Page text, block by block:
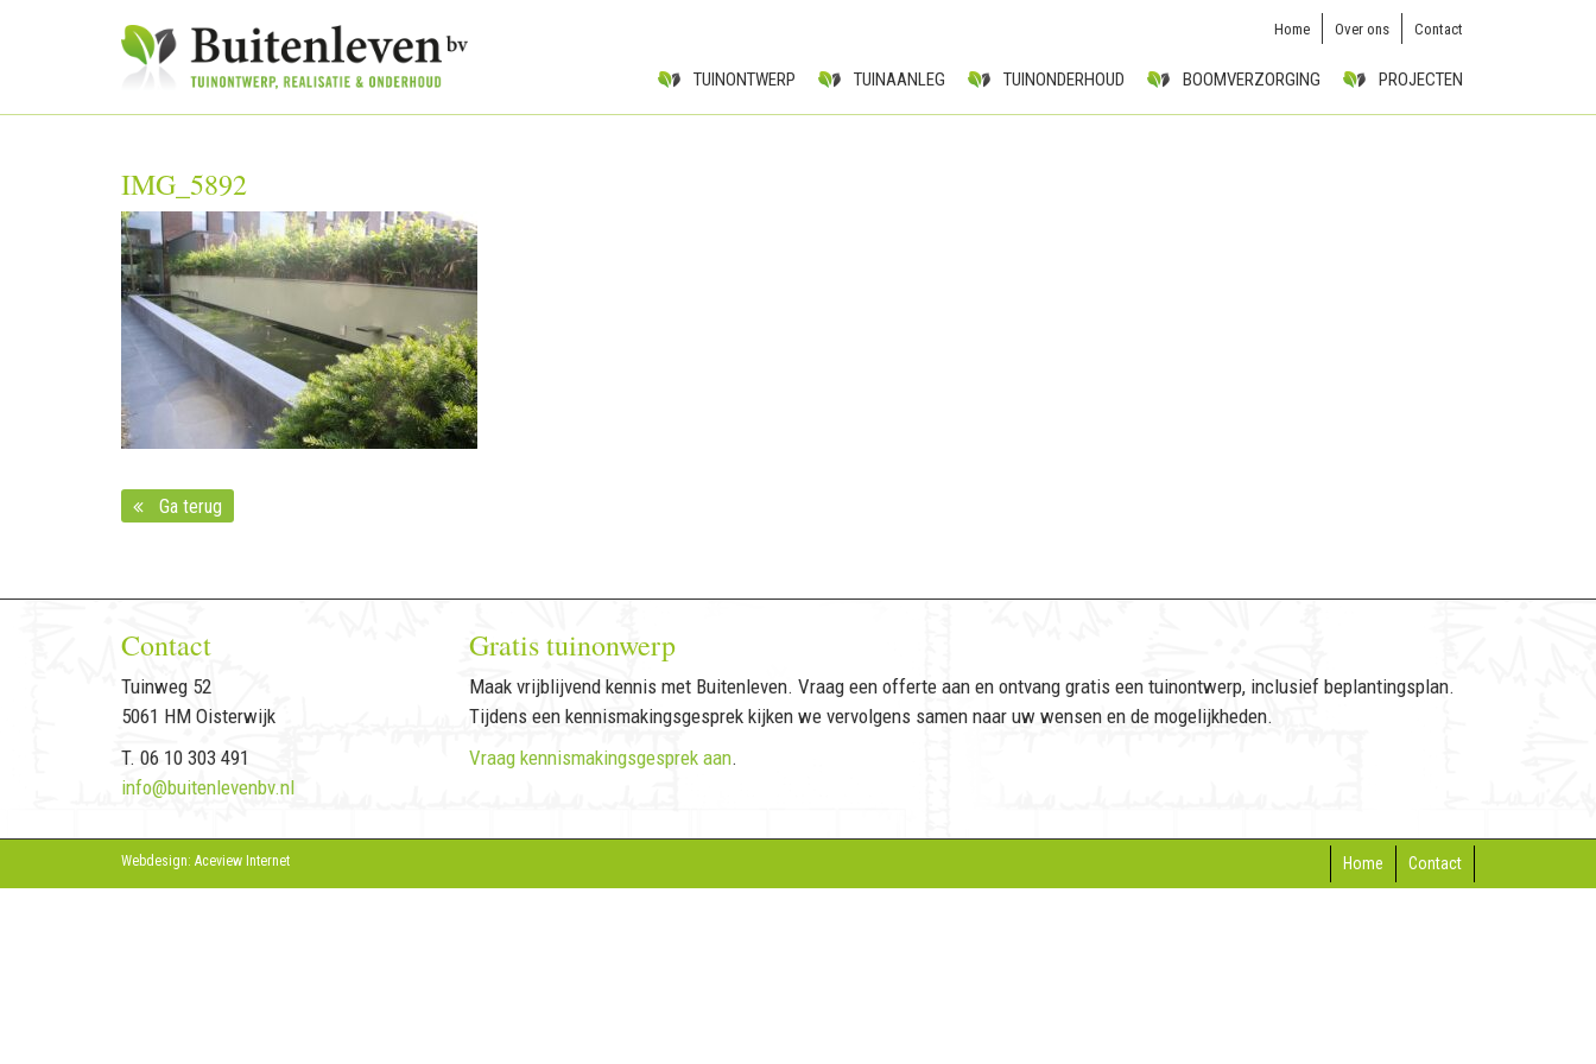
Home Over ons Contact
TUINONTWERP TUINAANLEG TUINONDERHOUD BOOMVERZORGING PROJECTEN
IMG_5892
Ga terug
Gratis tuinonwerp
Maak vrijblijvend kennis met Buitenleven. Vraag een offerte aan en ontvang gratis een tuinontwerp, inclusief beplantingsplan.
Tijdens een kennismakingsgesprek kijken we vervolgens samen naar uw wensen en de mogelijkheden.
Vraag kennismakingsgesprek aan.
Contact
Tuinweg 52
5061 HM Oisterwijk
T. 06 10 303 491
info@buitenlevenbv.nl
Home Contact
Webdesign: Aceview Internet